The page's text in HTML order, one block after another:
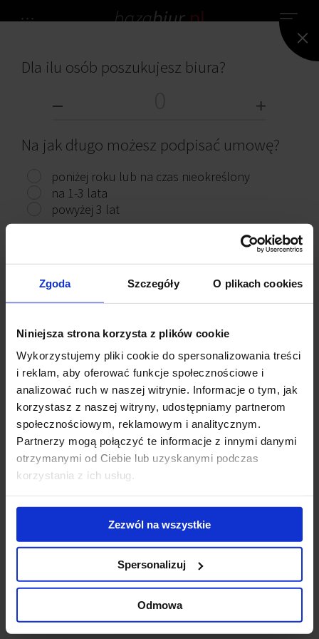
Zgoda Szczegóły O plikach cookies
Niniejsza strona korzysta z plików cookie
Wykorzystujemy pliki cookie do spersonalizowania treści
i reklam, aby oferować funkcje społecznościowe i
analizować ruch w naszej witrynie. Informacje o tym, jak
korzystasz z naszej witryny, udostępniamy partnerom
społecznościowym, reklamowym i analitycznym.
Partnerzy mogą połączyć te informacje z innymi danymi
otrzymanymi od Ciebie lub uzyskanymi podczas
korzystania z ich usług.
Zezwól na wszystkie
Spersonalizuj
Odmowa
NIE ZNALEZIONO ŻADNEGO BIURA.
Przeczytaj ciekawe artykuły
Gigantyczny
kompleks
biurowo-
hotelowy na
finiszu budowy
Modernizacja
kompleksu Diuna
- nowe centrum
konferencyjne
otwarte
Skontaktuj się z nami
Jones Lang LaSalle Sp. z o.o.
Dla ilu osób poszukujesz biura?
Na jak długo możesz podpisać umowę?
poniżej roku lub na czas nieokreślony
na 1-3 lata
powyżej 3 lat